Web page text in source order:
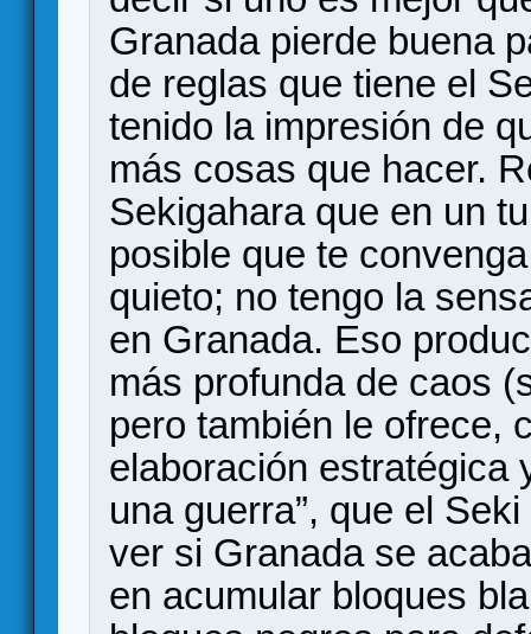
Granada pierde buena
de reglas que tiene el
tenido la impresión de
más cosas que hacer.
Sekigahara que en un
posible que te
quieto; no tengo la
en Granada. Eso
más profunda de caos
pero también le ofrece,
elaboración estratégica
una guerra”, que el
ver si Granada se
en acumular bloques